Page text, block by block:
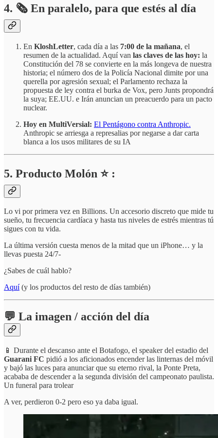
4. 🗞️ En paralelo, para que estés al día
En KloshLetter, cada día a las 7:00 de la mañana, el
resumen de la actualidad. Aquí van las claves de las hoy: la
Constitución del 78 se convierte en la más longeva de nuestra
historia; el número dos de la Policía Nacional dimite por una
querella por agresión sexual; el Parlamento rechaza la
propuesta de ley contra el burka de Vox, pero Junts propondrá
la suya; EE.UU. e Irán anuncian un preacuerdo para un pacto
nuclear.
Hoy en MultiVersial: El Pentágono contra Anthropic.
Anthropic se arriesga a represalias por negarse a dar carta
blanca a los usos militares de su IA
5. Producto Molón ⭐ :
Lo vi por primera vez en Billions. Un accesorio discreto que mide tu
sueño, tu frecuencia cardíaca y hasta tus niveles de estrés mientras tú
sigues con tu vida.
La última versión cuesta menos de la mitad que un iPhone… y la
llevas puesta 24/7-
¿Sabes de cuál hablo?
Aquí (y los productos del resto de días también)
💬 La imagen / acción del día
📱 Durante el descanso ante el Botafogo, el speaker del estadio del
Guarani FC pidió a los aficionados encender las linternas del móvil
y bajó las luces para anunciar que su eterno rival, la Ponte Preta,
acababa de descender a la segunda división del campeonato paulista.
Un funeral para trolear
A ver, perdieron 0-2 pero eso ya daba igual.